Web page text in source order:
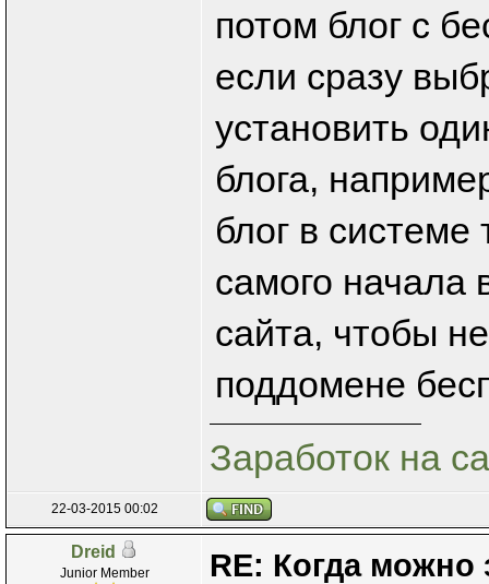
потом блог с
если сразу
установить
блога,
блог в
самого
сайта, чтобы
поддомене
Заработок на
22-03-2015 00:02
Dreid
Junior Member RE: Когда можно